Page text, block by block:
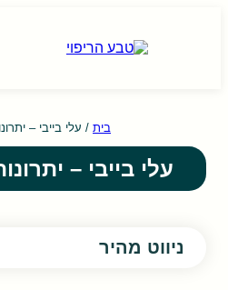
בית / עלי בייבי –
עלי בייבי –
ניווט מהיר